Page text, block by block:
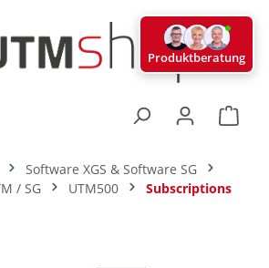
Software XGS & Software SG
/ SG
UTM500 Subscriptions
Produktberatung